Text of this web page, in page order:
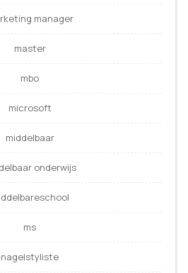
manager
master
mbo
microsoft
middelbaar
onderwijs
ms
nagelstyliste